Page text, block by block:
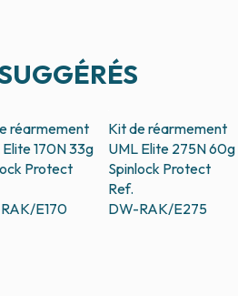
réarmement
Elite 170N 33g
Protect
E170
Kit de réarmement
UML Elite 275N 60g
Spinlock Protect
Ref.
DW-RAK/E275